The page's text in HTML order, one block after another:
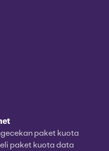
paket kuota
paket kuota data